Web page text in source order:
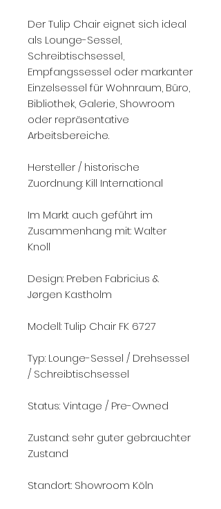
Der Tulip Chair eignet sich ideal
als Lounge-Sessel,
Schreibtischsessel,
Empfangssessel oder markanter
Einzelsessel für Wohnraum, Büro,
Bibliothek, Galerie, Showroom
oder repräsentative
Arbeitsbereiche.
Hersteller / historische
Zuordnung: Kill International
Im Markt auch geführt im
Zusammenhang mit: Walter
Knoll
Design: Preben Fabricius &
Jørgen Kastholm
Modell: Tulip Chair FK 6727
Typ: Lounge-Sessel / Drehsessel
/ Schreibtischsessel
Status: Vintage / Pre-Owned
Zustand: sehr guter gebrauchter
Zustand
Standort: Showroom Köln